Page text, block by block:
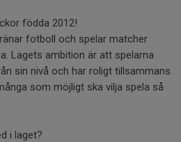
födda 2012!
fotboll och spelar matcher
Lagets ambition är att spelarna
sin nivå och har roligt tillsammans.
som möjligt ska vilja spela så
i laget?